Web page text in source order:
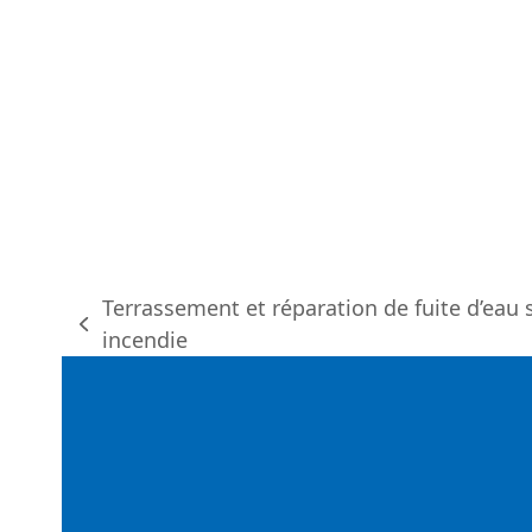
previous
Terrassement et réparation de fuite d’eau
incendie